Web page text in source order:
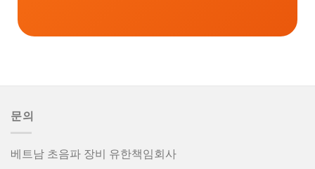
문의
베트남 초음파 장비 유한책임회사